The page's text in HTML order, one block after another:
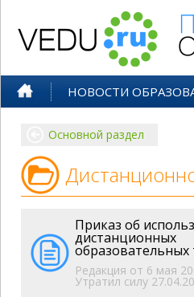
НОВОСТИ
Основной раздел
Приказ об
дистанционных
образовательных
Редакция от 6 мая
Утратил силу